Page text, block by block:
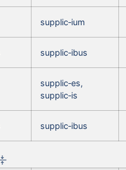
supplic‑ium
supplic‑ibus
supplic‑es,
supplic‑is
supplic‑ibus